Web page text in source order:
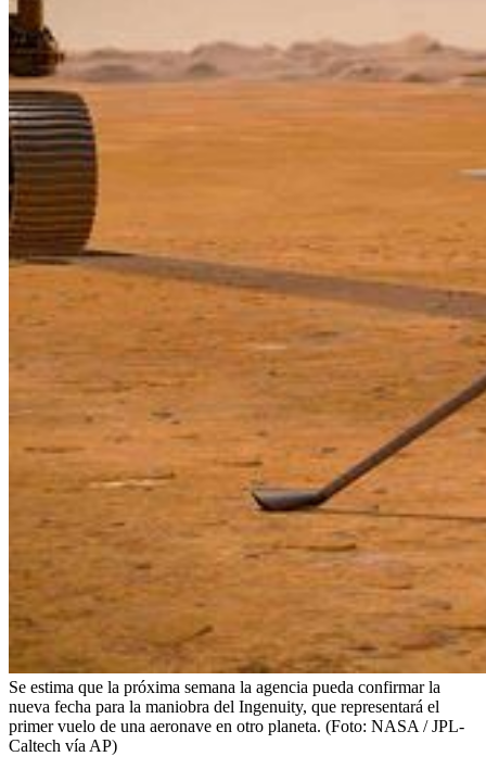
Se estima que la próxima semana la agencia pueda confirmar la
nueva fecha para la maniobra del Ingenuity, que representará el
primer vuelo de una aeronave en otro planeta. (Foto: NASA / JPL-
Caltech vía AP)